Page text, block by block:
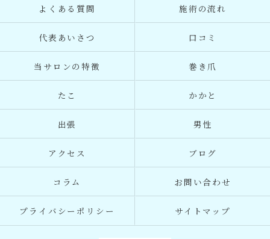
よくある質問 施術の流れ
代表あいさつ 口コミ
当サロンの特徴 巻き爪
たこ かかと
出張 男性
アクセス ブログ
コラム お問い合わせ
プライバシーポリシー サイトマップ